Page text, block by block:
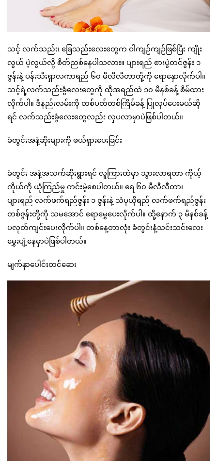
သင့် လက်သည်း၊ ခြေသည်းလေးတွေက ဝါကျဉ်ကျဉ်ဖြစ်ပြီး ကျိုး
လွယ် ပဲ့လွယ်လို့ စိတ်ညစ်နေပါသလား။ ပျားရည် စားပွဲတင်ဇွန်း ၁
ဇွန်းနဲ့ ပန်းသီးရှာလကာရည် ၆၀ မီလီလီတာတို့ကို ရောနှောလိုက်ပါ။
သင့်ရဲ့လက်သည်းခွံလေးတွေကို ထိုအရည်ထဲ ၁၀ မိနစ်ခန့် စိမ်ထား
လိုက်ပါ။ ဒီနည်းလမ်းကို တစ်ပတ်တစ်ကြိမ်ခန့် ပြုလုပ်ပေးမယ်ဆို
ရင် လက်သည်းခွံလေးတွေလည်း လှပလာမှာပဲဖြစ်ပါတယ်။
ခံတွင်းအနံ့ဆိုးများကို ဖယ်ရှားပေးခြင်း
ခံတွင်း အနံ့အသက်ဆိုးရွားရင် လူကြားထဲမှာ သွားလာရတာ ကိုယ့်
ကိုယ်ကို ယုံကြည်မှု ကင်းမဲ့စေပါတယ်။ ရေ ၆၀ မီလီလီတာ၊
ပျားရည် လက်ဖက်ရည်ဇွန်း ၁ ဇွန်းနဲ့ သံပုယိုရည် လက်ဖက်ရည်ဇွန်း
တစ်ဇွန်းတို့ကို သမအောင် ရောမွှေပေးလိုက်ပါ။ ထို့နောက် ၃ မိနစ်ခန့်
ပလုတ်ကျင်းပေးလိုက်ပါ။ တစ်နေ့တာလုံး ခံတွင်းနံ့သင်းသင်းလေး
မွှေးပျံ့နေမှာပဲဖြစ်ပါတယ်။
မျက်နှာပေါင်းတင်ဆေး